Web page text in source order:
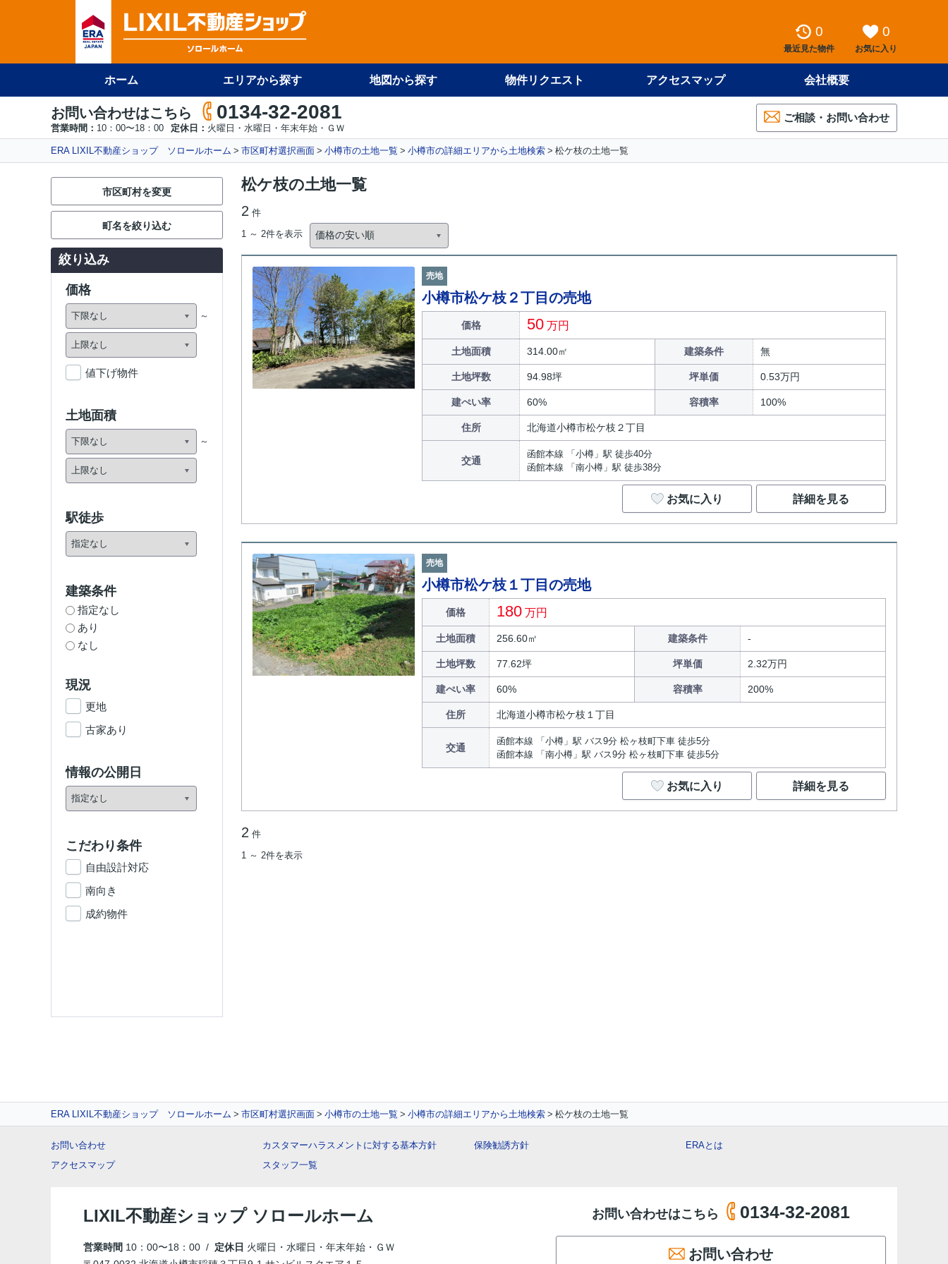
0
最近見た物件
0
お気に入り
ホーム エリアから探す 地図から探す 物件リクエスト アクセスマップ 会社概要
お問い合わせはこちら 0134-32-2081
営業時間： 10：00〜18：00 定休日： 火曜日・水曜日・年末年始・ＧＷ
ご相談・お問い合わせ
ERA LIXIL不動産ショップ ソロールホーム 市区町村選択画面 小樽市の土地一覧 小樽市の詳細エリアから土地検索 松ケ枝の土地一覧
松ケ枝の土地一覧
2 件
1 ～ 2件を表示
売地
小樽市松ケ枝２丁目の売地
価格 50 万円
土地面積 314.00㎡ 建築条件 無
土地坪数 94.98坪 坪単価 0.53万円
建ぺい率 60% 容積率 100%
住所 北海道小樽市松ケ枝２丁目
交通
函館本線 「小樽」駅 徒歩40分
函館本線 「南小樽」駅 徒歩38分
お気に入り 詳細を見る
売地
小樽市松ケ枝１丁目の売地
価格 180 万円
土地面積 256.60㎡ 建築条件
土地坪数 77.62坪 坪単価 2.32万円
建ぺい率 60% 容積率 200%
住所 北海道小樽市松ケ枝１丁目
交通
函館本線 「小樽」駅 バス9分 松ヶ枝町下車 徒歩5分
函館本線 「南小樽」駅 バス9分 松ヶ枝町下車 徒歩5分
お気に入り 詳細を見る
2 件
1 ～ 2件を表示
市区町村を変更
町名を絞り込む
絞り込み
価格
値下げ物件
土地面積
駅徒歩
建築条件
指定なし
あり
なし
現況
更地
古家あり
情報の公開日
こだわり条件
自由設計対応
南向き
成約物件
ERA LIXIL不動産ショップ ソロールホーム 市区町村選択画面 小樽市の土地一覧 小樽市の詳細エリアから土地検索 松ケ枝の土地一覧
お問い合わせ
アクセスマップ
カスタマーハラスメントに対する基本方針
スタッフ一覧
保険勧誘方針 ERAとは
LIXIL不動産ショップ ソロールホーム
営業時間 10：00〜18：00 / 定休日 火曜日・水曜日・年末年始・ＧＷ
お問い合わせはこちら 0134-32-2081
お問い合わせ